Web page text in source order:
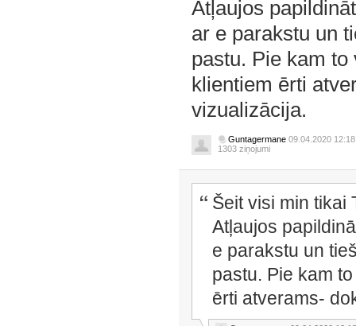
Atļaujos
ar e parakstu un
pastu. Pie kam
klientiem ērti
vizualizācija.
Guntagermane 09.04.2020 12:18
1303 ziņojumi
Šeit visi min tikai
Atļaujos
e parakstu un
pastu. Pie kam
ērti atverams-